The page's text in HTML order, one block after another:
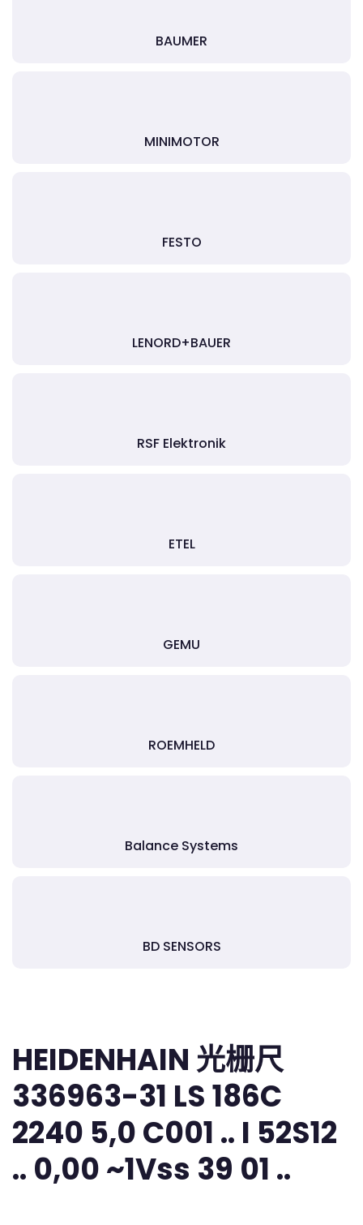
BAUMER
MINIMOTOR
FESTO
LENORD+BAUER
RSF Elektronik
ETEL
GEMU
ROEMHELD
Balance Systems
BD SENSORS
HEIDENHAIN 光栅尺
336963-31 LS 186C
2240 5,0 C001 .. I 52S12
.. 0,00 ~1Vss 39 01 ..